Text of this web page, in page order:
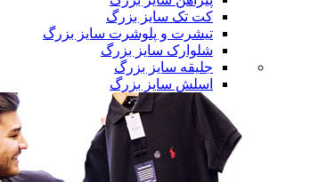
کت تک سایز بزرگ
تیشرت و پلوشرت سایز بزرگ
شلوارک سایز بزرگ
جلیقه سایز بزرگ
اسلش سایز بزرگ